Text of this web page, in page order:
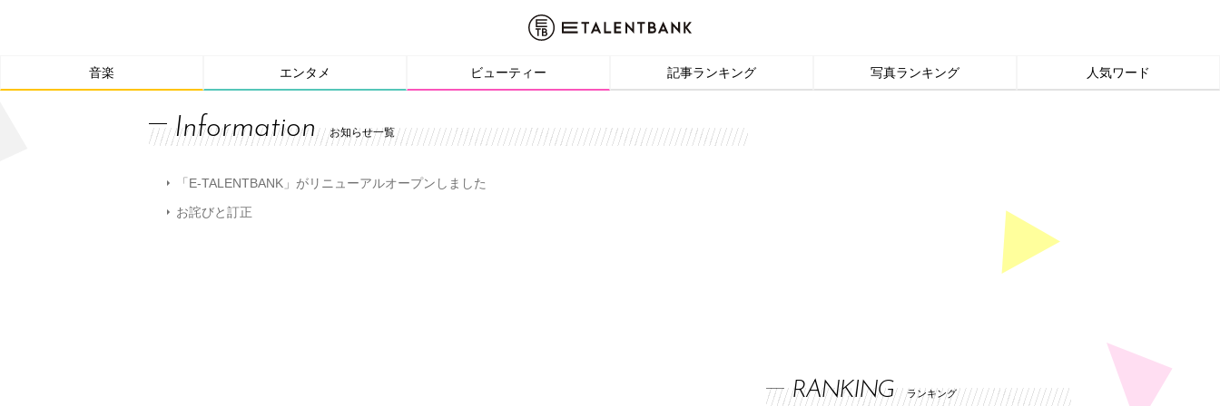
音楽 エンタメ ビューティー 記事ランキング 写真ランキング 人気ワード
Information お知らせ一覧
「E-TALENTBANK」がリニューアルオープンしました
お詫びと訂正
RANKING ランキング